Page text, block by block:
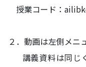
授業コード：
２．動画は左側メニ
講義資料は同じく